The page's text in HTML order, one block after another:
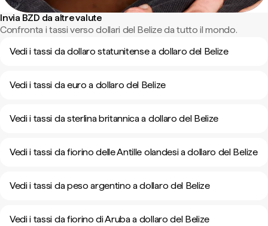
Invia BZD da altre valute
Confronta i tassi verso dollari del Belize da tutto il mondo.
Vedi i tassi da dollaro statunitense a dollaro del Belize
Vedi i tassi da euro a dollaro del Belize
Vedi i tassi da sterlina britannica a dollaro del Belize
Vedi i tassi da fiorino delle Antille olandesi a dollaro del Belize
Vedi i tassi da peso argentino a dollaro del Belize
Vedi i tassi da fiorino di Aruba a dollaro del Belize